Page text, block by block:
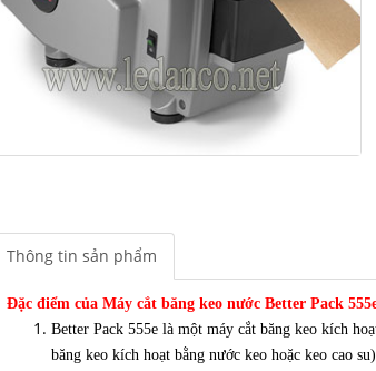
Thông tin sản phẩm
Đặc điểm của Máy cắt băng keo nước Better Pack
Better Pack 555e là một máy cắt băng keo kích
băng keo kích hoạt bằng nước keo hoặc keo cao